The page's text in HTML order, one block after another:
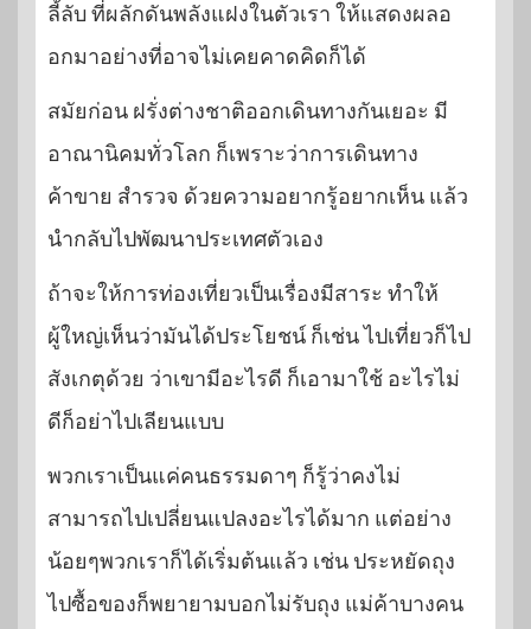
ลี้ลับ ที่ผลักดันพลังแฝงในตัวเรา ให้แสดงผลอ
อกมาอย่างที่อาจไม่เคยคาดคิดก็ได้
สมัยก่อน ฝรั่งต่างชาติออกเดินทางกันเยอะ มี
อาณานิคมทั่วโลก ก็เพราะว่าการเดินทาง
ค้าขาย สำรวจ ด้วยความอยากรู้อยากเห็น แล้ว
นำกลับไปพัฒนาประเทศตัวเอง
ถ้าจะให้การท่องเที่ยวเป็นเรื่องมีสาระ ทำให้
ผู้ใหญ่เห็นว่ามันได้ประโยชน์ ก็เช่น ไปเที่ยวก็ไป
สังเกตุด้วย ว่าเขามีอะไรดี ก็เอามาใช้ อะไรไม่
ดีก็อย่าไปเลียนแบบ
พวกเราเป็นแค่คนธรรมดาๆ ก็รู้ว่าคงไม่
สามารถไปเปลี่ยนแปลงอะไรได้มาก แต่อย่าง
น้อยๆพวกเราก็ได้เริ่มต้นแล้ว เช่น ประหยัดถุง
ไปซื้อของก็พยายามบอกไม่รับถุง แม่ค้าบางคน